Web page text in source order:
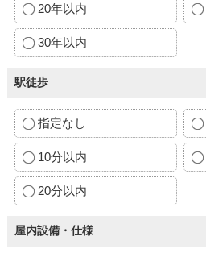
20年以内
30年以内
駅徒歩
指定なし
10分以内
20分以内
屋内設備・仕様